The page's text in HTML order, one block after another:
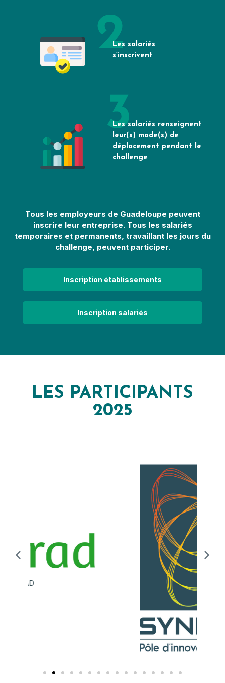
Les salariés
s’inscrivent
Les salariés renseignent
leur(s) mode(s) de
déplacement pendant le
challenge
Tous les employeurs de Guadeloupe peuvent
inscrire leur entreprise. Tous les salariés
temporaires et permanents, travaillant les jours du
challenge, peuvent participer.
Inscription établissements
Inscription salariés
LES PARTICIPANTS
2025